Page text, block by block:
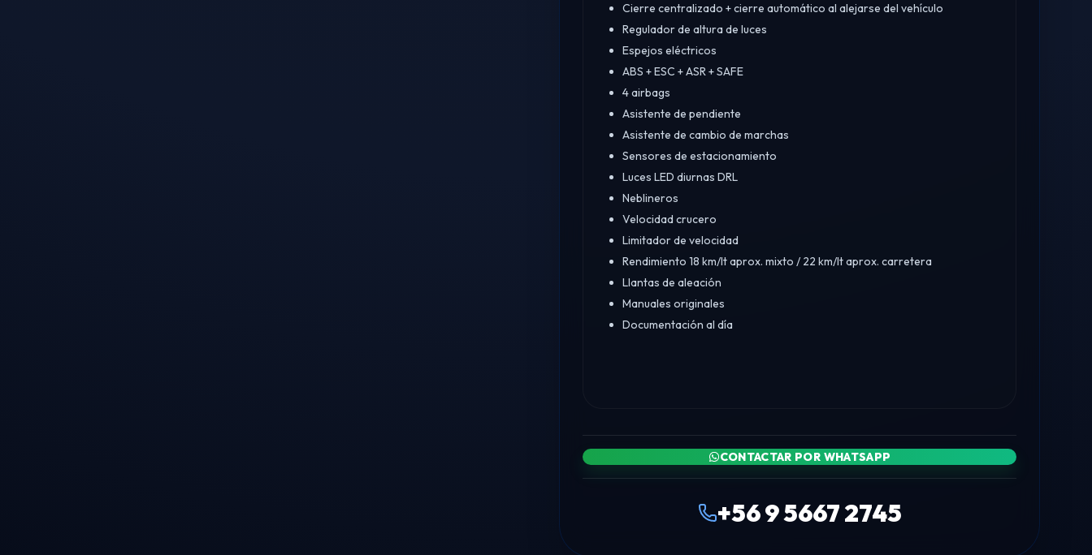
Cierre centralizado + cierre automático al alejarse del vehículo
Regulador de altura de luces
Espejos eléctricos
ABS + ESC + ASR + SAFE
4 airbags
Asistente de pendiente
Asistente de cambio de marchas
Sensores de estacionamiento
Luces LED diurnas DRL
Neblineros
Velocidad crucero
Limitador de velocidad
Rendimiento 18 km/lt aprox. mixto / 22 km/lt aprox. carretera
Llantas de aleación
Manuales originales
Documentación al día
CONTACTAR POR WHATSAPP
+56 9 5667 2745